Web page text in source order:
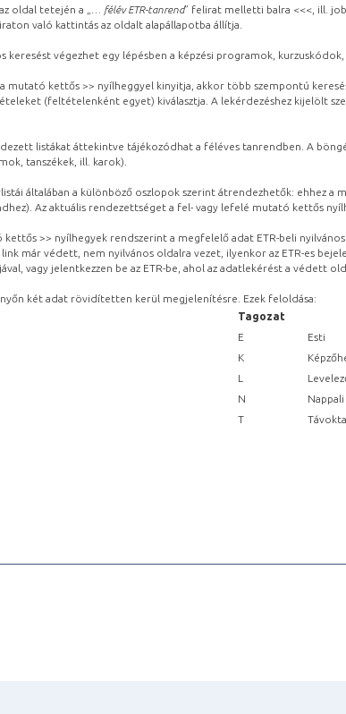
oldal tetején a „ … félév ETR-tanrend” felirat melletti balra <<<, ill.
való kattintás az oldalt alapállapotba állítja.
keresést végezhet egy lépésben a képzési programok,
mutató kettős >> nyílheggyel kinyitja, akkor több szempontú
(feltételenként egyet) kiválasztja. A lekérdezéshez kijelölt
listákat áttekintve tájékozódhat a féléves tanrendben. A
tanszékek, ill. karok).
általában a különböző oszlopok szerint átrendezhetők: ehhez a
Az aktuális rendezettséget a fel- vagy lefelé mutató kettős
>> nyílhegyek rendszerint a megfelelő adat ETR-beli
már védett, nem nyilvános oldalra vezet, ilyenkor az ETR-es
vagy jelentkezzen be az ETR-be, ahol az adatlekérést a védett
két adat rövidítetten kerül megjelenítésre. Ezek feloldása:
Tagozat
E
Esti
K
L
N
Nappali
T